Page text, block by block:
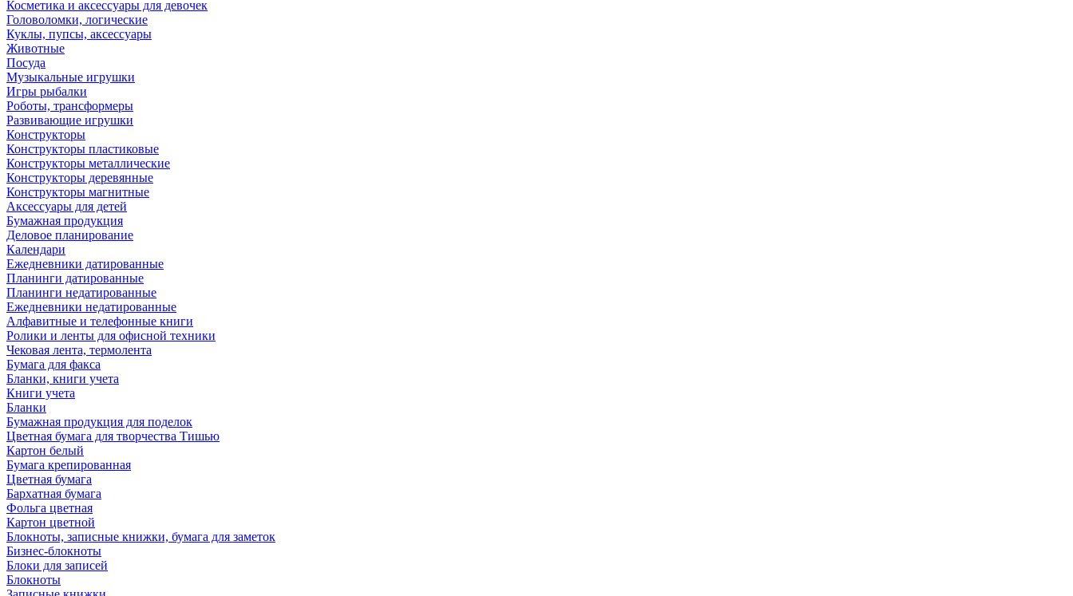
Косметика и аксессуары для девочек
Головоломки, логические
Куклы, пупсы, аксессуары
Животные
Посуда
Музыкальные игрушки
Игры рыбалки
Роботы, трансформеры
Развивающие игрушки
Конструкторы
Конструкторы пластиковые
Конструкторы металлические
Конструкторы деревянные
Конструкторы магнитные
Аксессуары для детей
Бумажная продукция
Деловое планирование
Календари
Ежедневники датированные
Планинги датированные
Планинги недатированные
Ежедневники недатированные
Алфавитные и телефонные книги
Ролики и ленты для офисной техники
Чековая лента, термолента
Бумага для факса
Бланки, книги учета
Книги учета
Бланки
Бумажная продукция для поделок
Цветная бумага для творчества Тишью
Картон белый
Бумага крепированная
Цветная бумага
Бархатная бумага
Фольга цветная
Картон цветной
Блокноты, записные книжки, бумага для заметок
Бизнес-блокноты
Блоки для записей
Блокноты